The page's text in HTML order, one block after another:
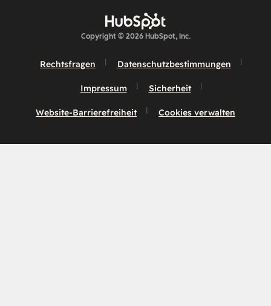
Copyright © 2026 HubSpot, Inc.
Rechtsfragen Datenschutzbestimmungen
Impressum Sicherheit
Website-Barrierefreiheit Cookies verwalten